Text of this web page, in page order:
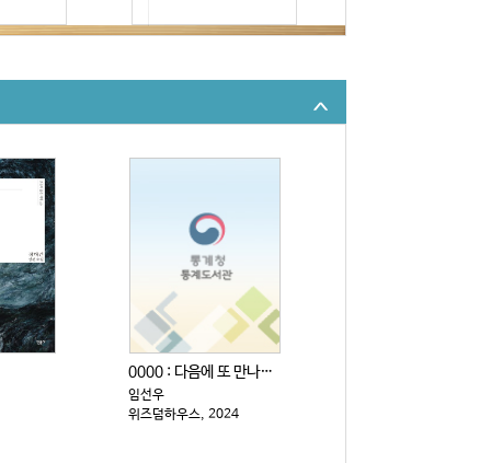
0000 : 다음에 또 만나자고 전해주세요
임선우
위즈덤하우스, 2024